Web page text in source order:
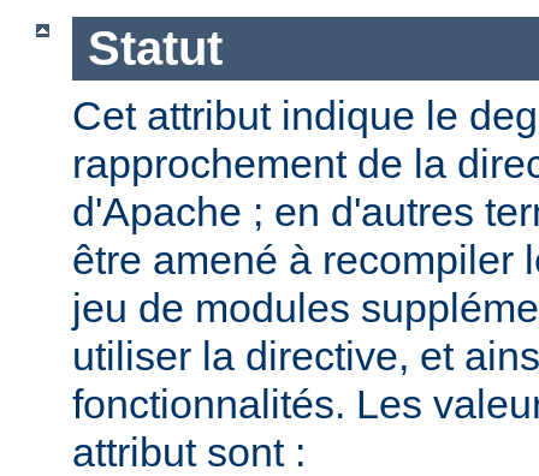
Statut
Cet attribut indique le
rapprochement de la
d'Apache ; en d'autres
être amené à recompiler
jeu de modules
utiliser la directive, et
fonctionnalités. Les
attribut sont :